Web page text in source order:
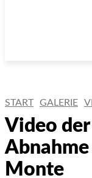
START GALERIE
Video
Monte